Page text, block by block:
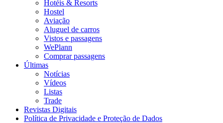
Hotéis & Resorts
Hostel
Aviação
Aluguel de carros
Vistos e passagens
WePlann
Comprar passagens
Últimas
Notícias
Vídeos
Listas
Trade
Revistas Digitais
Política de Privacidade e Proteção de Dados